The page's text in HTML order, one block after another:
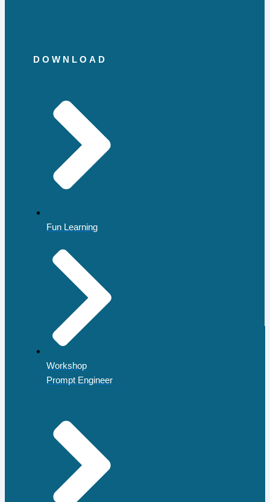
DOWNLOAD
Fun Learning
Workshop
Prompt Engineer